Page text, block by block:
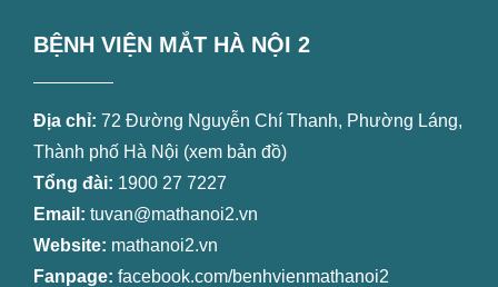
BỆNH VIỆN MẮT HÀ NỘI 2
Địa chỉ: 72 Đường Nguyễn Chí Thanh, Phường Láng,
Thành phố Hà Nội (xem bản đồ)
Tổng đài: 1900 27 7227
Email: tuvan@mathanoi2.vn
Website: mathanoi2.vn
Fanpage: facebook.com/benhvienmathanoi2